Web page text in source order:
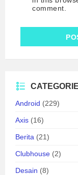
comment.
Android (229)
Axis (16)
Berita (21)
Clubhouse (2)
Desain (8)